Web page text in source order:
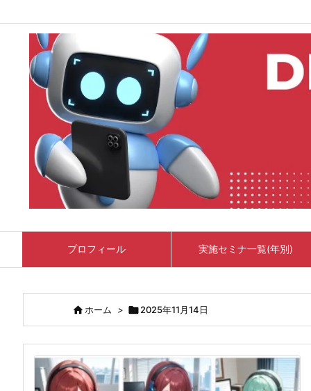
プロフィール 実施セミナ一覧(年別)
ホーム > 2025年11月14日